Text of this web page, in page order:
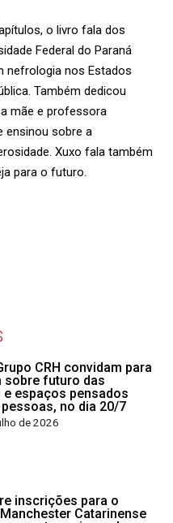
o livro fala dos
Federal do Paraná
nefrologia nos Estados
Também dedicou
mãe e professora
ensinou sobre a
Xuxo fala também
para o futuro.
CRH convidam para
sobre futuro das
e espaços pensados
no dia 20/7
de 2026
inscrições para o
Catarinense